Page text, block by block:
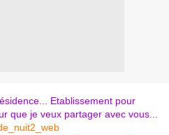
Etablissement pour
que je veux partager avec vous...